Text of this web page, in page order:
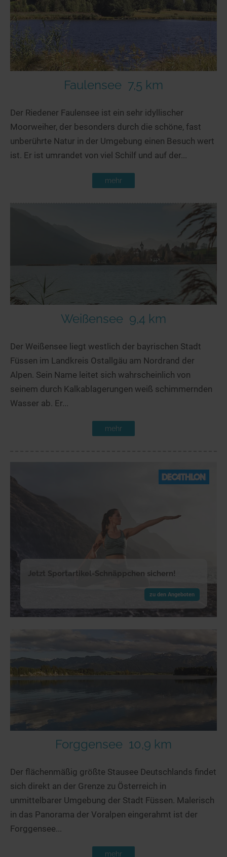
Faulensee 7,5 km
Der Riedener Faulensee ist ein sehr idyllischer
Moorweiher, der besonders durch die schöne, fast
unberührte Natur in der Umgebung einen Besuch wert
ist. Er ist umrandet von viel Schilf und auf der...
mehr
Weißensee 9,4 km
Der Weißensee liegt westlich der bayrischen Stadt
Füssen im Landkreis Ostallgäu am Nordrand der
Alpen. Sein Name leitet sich wahrscheinlich von
seinem durch Kalkablagerungen weiß schimmernden
Wasser ab. Er...
mehr
Jetzt Sportartikel-Schnäppchen sichern!
zu den Angeboten
Forggensee 10,9 km
Der flächenmäßig größte Stausee Deutschlands findet
sich direkt an der Grenze zu Österreich in
unmittelbarer Umgebung der Stadt Füssen. Malerisch
in das Panorama der Voralpen eingerahmt ist der
Forggensee...
mehr